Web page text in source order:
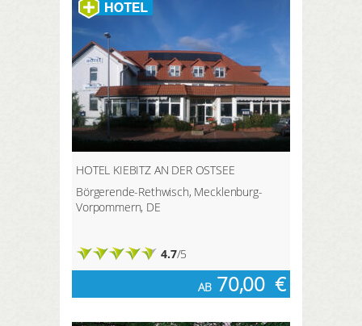
Natur.
beiden überregionalen Wanderwege
Märkischer Landweg und
Uckermärker Landrunde führen
durch den Ort und lassen sich auf
Teilstrecken von Templin aus
entdecken.
HOTEL KIEBITZ AN DER OSTSEE
Börgerende-Rethwisch, Mecklenburg-
Vorpommern, DE
4.7/5
AB 70,00 €